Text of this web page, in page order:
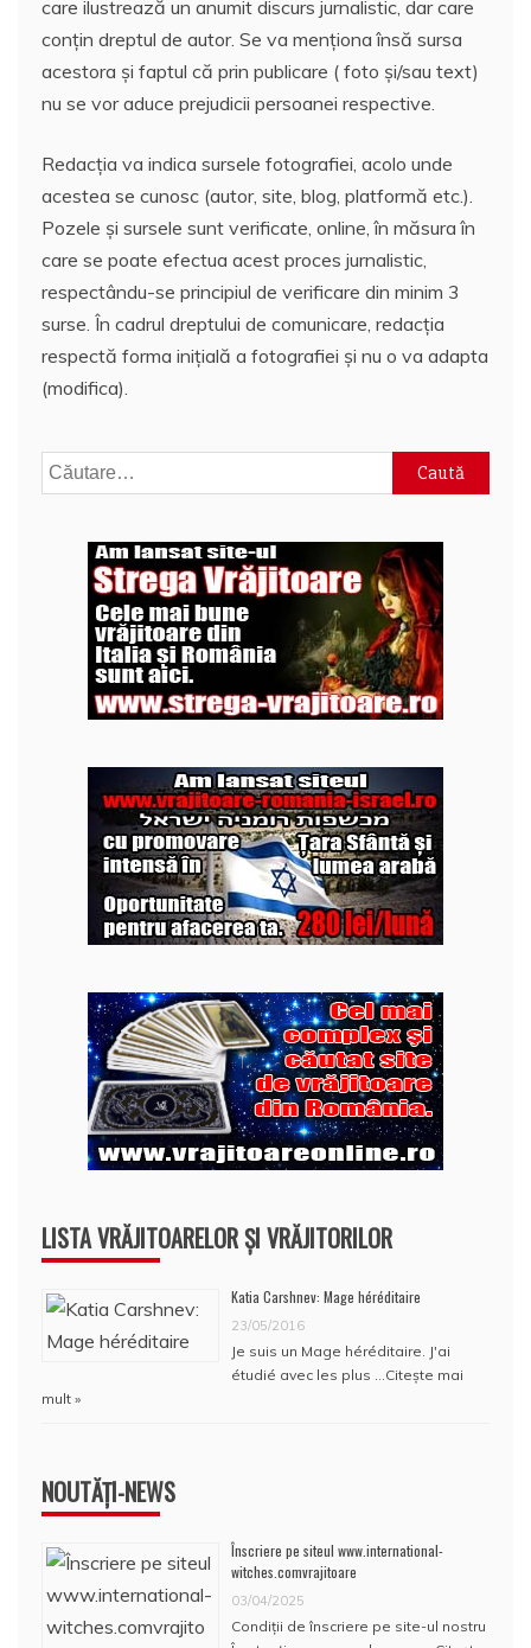
care ilustrează un anumit discurs jurnalistic, dar care
conțin dreptul de autor. Se va menționa însă sursa
acestora și faptul că prin publicare ( foto și/sau text)
nu se vor aduce prejudicii persoanei respective.
Redacția va indica sursele fotografiei, acolo unde
acestea se cunosc (autor, site, blog, platformă etc.).
Pozele și sursele sunt verificate, online, în măsura în
care se poate efectua acest proces jurnalistic,
respectându-se principiul de verificare din minim 3
surse. În cadrul dreptului de comunicare, redacția
respectă forma inițială a fotografiei și nu o va adapta
(modifica).
Caută
după:
LISTA VRĂJITOARELOR ȘI VRĂJITORILOR
Katia Carshnev: Mage héréditaire
23/05/2016
Je suis un Mage héréditaire. J'ai
étudié avec les plus … Citește mai
mult »
NOUTĂȚI-NEWS
Înscriere pe siteul www.international-
witches.comvrajitoare
03/04/2025
Condiţii de înscriere pe site-ul nostru